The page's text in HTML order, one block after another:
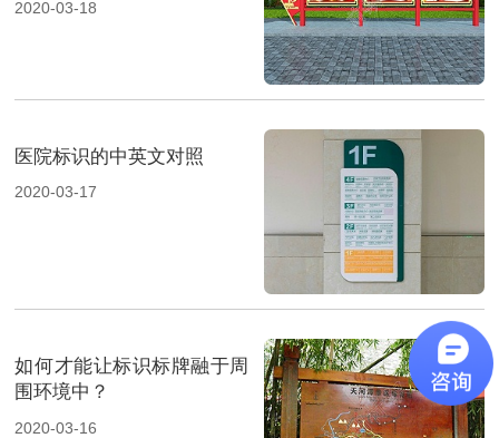
2020-03-18
医院标识的中英文对照
2020-03-17
如何才能让标识标牌融于周
围环境中？
2020-03-16